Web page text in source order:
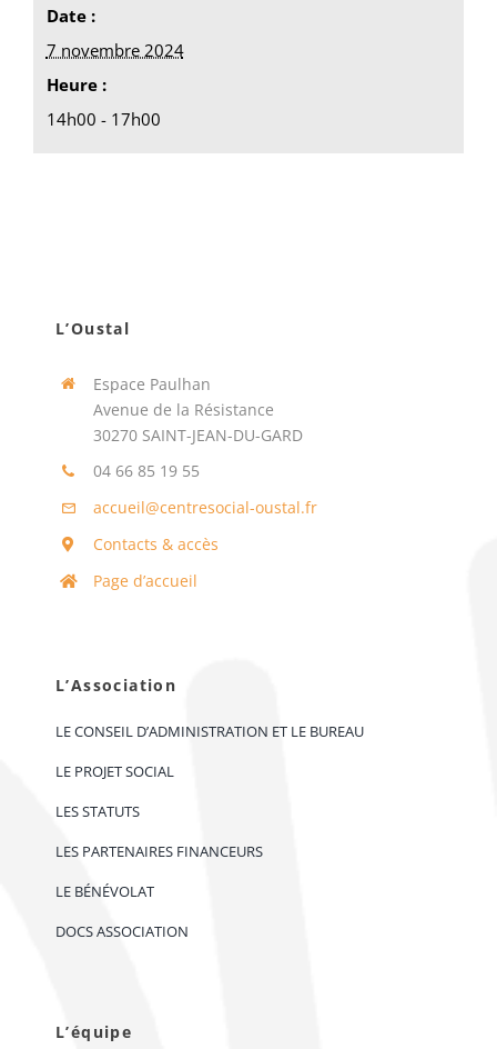
Date :
7 novembre 2024
Heure :
14h00 - 17h00
L’Oustal
Espace Paulhan
Avenue de la Résistance
30270 SAINT-JEAN-DU-GARD
04 66 85 19 55
accueil@centresocial-oustal.fr
Contacts & accès
Page d’accueil
L’Association
LE CONSEIL D’ADMINISTRATION ET LE BUREAU
LE PROJET SOCIAL
LES STATUTS
LES PARTENAIRES FINANCEURS
LE BÉNÉVOLAT
DOCS ASSOCIATION
L’équipe